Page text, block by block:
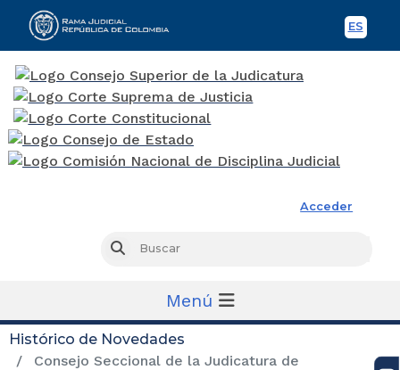
ES
Acceder
Buscar
Menú
Histórico de Novedades
Consejo Seccional de la Judicatura de